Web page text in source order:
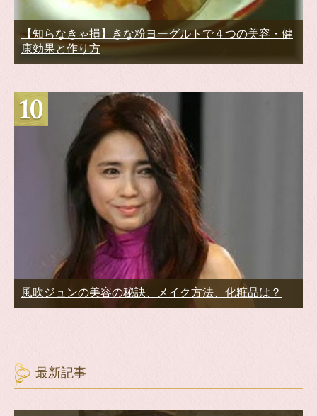
【知らなきゃ損】きな粉ヨーグルトで４つの美容・健
康効果と作り方
風吹ジュンの美容の秘訣、メイク方法、化粧品は？
最新記事